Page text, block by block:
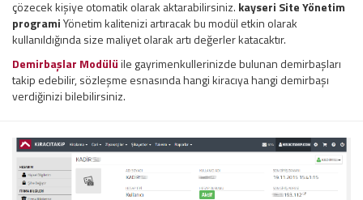
çözecek kişiye otomatik olarak aktarabilirsiniz. kayseri Site Yönetim
programiYönetim kalitenizi artıracak bu modül etkin olarak
kullanıldığında size maliyet olarak artı değerler katacaktır.
Demirbaşlar Modülüile gayrimenkullerinizde bulunan demirbaşları
takip edebilir, sözleşme esnasında hangi kiracıya hangi demirbaşı
verdiğinizi bilebilirsiniz.